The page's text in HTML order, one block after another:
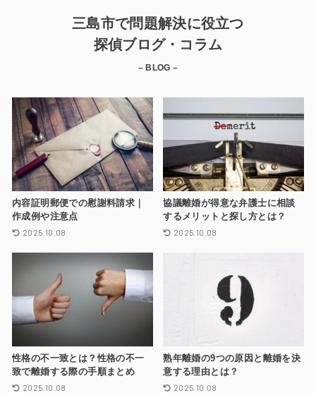
三島市で問題解決に役立つ
探偵ブログ・コラム
– BLOG –
内容証明郵便での慰謝料請求｜
作成例や注意点
2025.10.08
協議離婚が得意な弁護士に相談
するメリットと探し方とは？
2025.10.08
性格の不一致とは？性格の不一
致で離婚する際の手順まとめ
2025.10.08
熟年離婚の9つの原因と離婚を決
意する理由とは？
2025.10.08